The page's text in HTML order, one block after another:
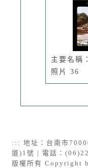
主要名稱
照片 36
::: 地址：台南市
道)1號 | 電話：
版權所有 Copyright